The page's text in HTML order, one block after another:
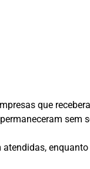
que
sem